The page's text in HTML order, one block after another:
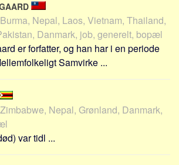
Nepal, Laos, Vietnam, Thailand,
Danmark, job, generelt, bopæl
er forfatter, og han har i en periode
Samvirke ...
Nepal, Grønland, Danmark,
var tidl ...